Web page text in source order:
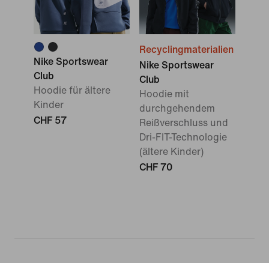
Nike Sportswear
Club
Hoodie für ältere
Kinder
CHF 57
Recyclingmaterialien
Nike Sportswear
Club
Hoodie mit
durchgehendem
Reißverschluss und
Dri-FIT-Technologie
(ältere Kinder)
CHF 70